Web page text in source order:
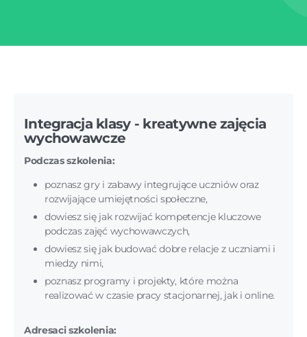
Integracja klasy - kreatywne zajęcia
wychowawcze
Podczas szkolenia:
poznasz gry i zabawy integrujące uczniów oraz
rozwijające umiejętności społeczne,
dowiesz się jak rozwijać kompetencje kluczowe
podczas zajęć wychowawczych,
dowiesz się jak budować dobre relacje z uczniami i
miedzy nimi,
poznasz programy i projekty, które można
realizować w czasie pracy stacjonarnej, jak i online.
Adresaci szkolenia: